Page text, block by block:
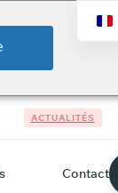
ACTUALITÉS
Contact